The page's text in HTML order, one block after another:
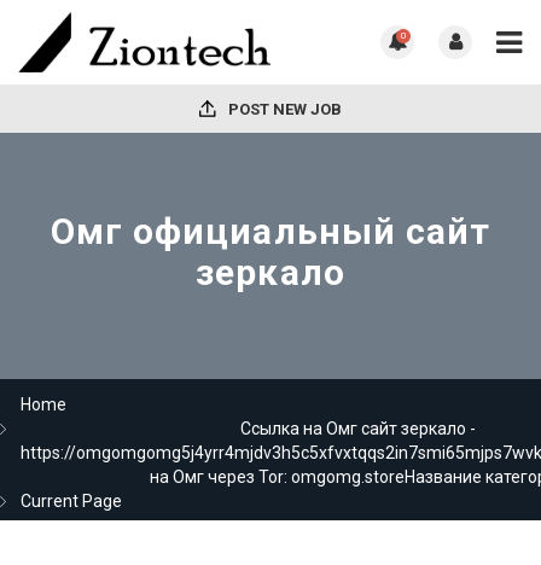
0
POST NEW JOB
Омг официальный сайт
зеркало
Home
Ссылка на Омг сайт зеркало -
https://
на Омг через Tor: omgomg.storeНазвание
Current Page